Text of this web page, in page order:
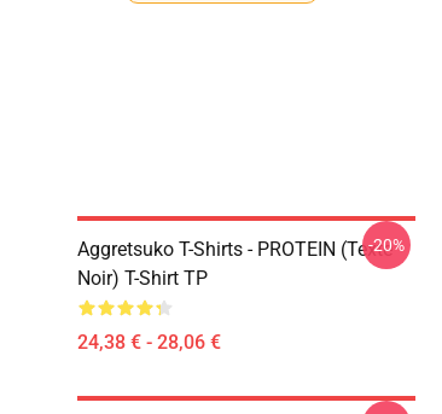
Aggretsuko T-Shirts - PROTEIN (texte
Noir) T-Shirt TP
24,38 € - 28,06 €
-20%